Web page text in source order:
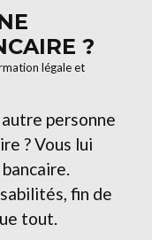
?
légale et
personne
? Vous lui
fin de
tout.